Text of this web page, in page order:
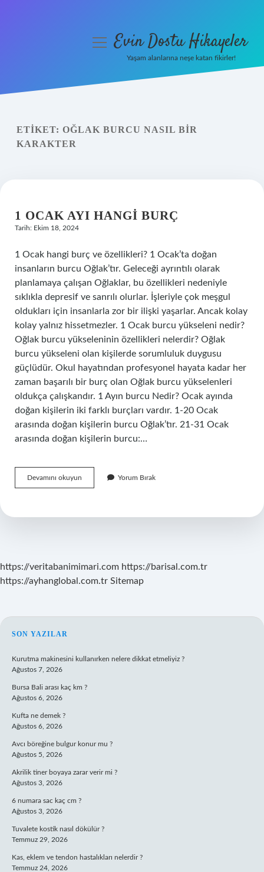
Yasal Uyarı
menüyüEvin Dostu Hikayeler
Yaşam alanlarına neşe katan fikirler!
ETIKET: OĞLAK BURCU NASIL BIR
KARAKTER
1 OCAK AYI HANGI BURÇ
Tarih: Ekim 18, 2024
1 Ocak hangi burç ve özellikleri? 1 Ocak’ta doğan
insanların burcu Oğlak’tır. Geleceği ayrıntılı olarak
planlamaya çalışan Oğlaklar, bu özellikleri nedeniyle
sıklıkla depresif ve sanrılı olurlar. İşleriyle çok meşgul
oldukları için insanlarla zor bir ilişki yaşarlar. Ancak kolay
kolay yalnız hissetmezler. 1 Ocak burcu yükseleni nedir?
Oğlak burcu yükseleninin özellikleri nelerdir? Oğlak
burcu yükseleni olan kişilerde sorumluluk duygusu
güçlüdür. Okul hayatından profesyonel hayata kadar her
zaman başarılı bir burç olan Oğlak burcu yükselenleri
oldukça çalışkandır. 1 Ayın burcu Nedir? Ocak ayında
doğan kişilerin iki farklı burçları vardır. 1-20 Ocak
arasında doğan kişilerin burcu Oğlak’tır. 21-31 Ocak
arasında doğan kişilerin burcu:…
Devamını okuyun
Ocak
Burç
Yorum Bırak
https://veritabanimimari.com https://barisal.com.tr
https://ayhanglobal.com.tr Sitemap
SIDEBAR
SON YAZILAR
Kurutma makinesini kullanırken nelere dikkat etmeliyiz ?
Ağustos 7, 2026
Bursa Bali arası kaç km ?
Ağustos 6, 2026
Kufta ne demek ?
Ağustos 6, 2026
Avcı böreğine bulgur konur mu ?
Ağustos 5, 2026
Akrilik tiner boyaya zarar verir mi ?
Ağustos 3, 2026
6 numara sac kaç cm ?
Ağustos 3, 2026
Tuvalete kostik nasıl dökülür ?
Temmuz 29, 2026
Kas, eklem ve tendon hastalıkları nelerdir ?
Temmuz 24, 2026